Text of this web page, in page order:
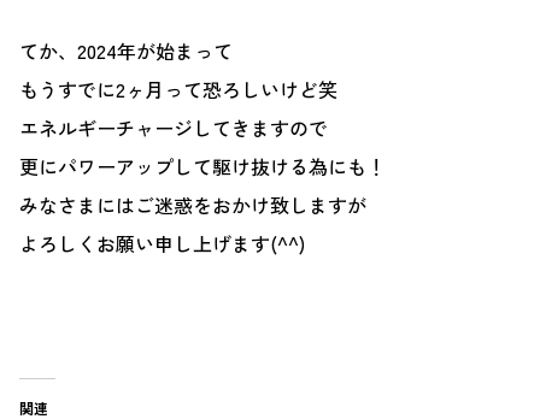
てか、2024年が始まって
もうすでに2ヶ月って恐ろしいけど笑
エネルギーチャージしてきますので
更にパワーアップして駆け抜ける為にも！
みなさまにはご迷惑をおかけ致しますが
よろしくお願い申し上げます(^^)
関連